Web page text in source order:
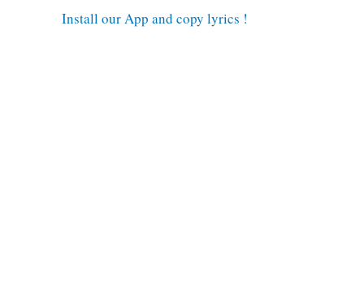
Install our App and copy lyrics !